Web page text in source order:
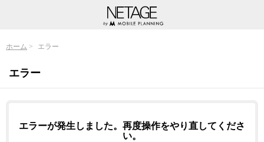
ホーム エラー
エラー
エラーが発生しました。再度操作をやり直してくださ
い。